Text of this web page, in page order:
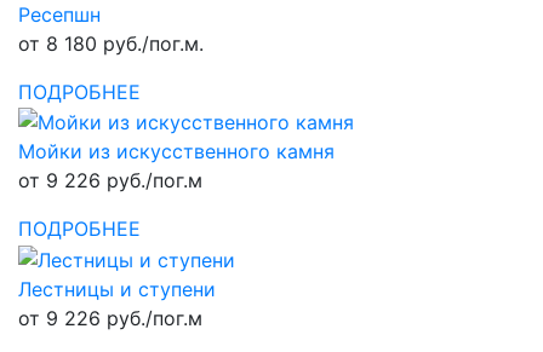
Ресепшн
от 8 180 руб./пог.м.
ПОДРОБНЕЕ
Мойки из искусственного камня
от 9 226 руб./пог.м
ПОДРОБНЕЕ
Лестницы и ступени
от 9 226 руб./пог.м